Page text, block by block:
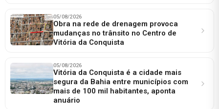
05/08/2026
Obra na rede de drenagem provoca
mudanças no trânsito no Centro de
Vitória da Conquista
05/08/2026
Vitória da Conquista é a cidade mais
segura da Bahia entre municípios com
mais de 100 mil habitantes, aponta
anuário